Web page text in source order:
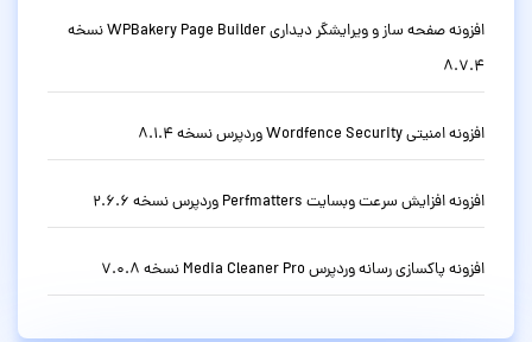
افزونه صفحه ساز و ویرایشگر دیداری WPBakery Page Builder نسخه
8.7.4
افزونه امنیتی Wordfence Security وردپرس نسخه 8.1.4
افزونه افزایش سرعت وبسایت Perfmatters وردپرس نسخه 2.6.6
افزونه پاکسازی رسانه وردپرس Media Cleaner Pro نسخه 7.0.8